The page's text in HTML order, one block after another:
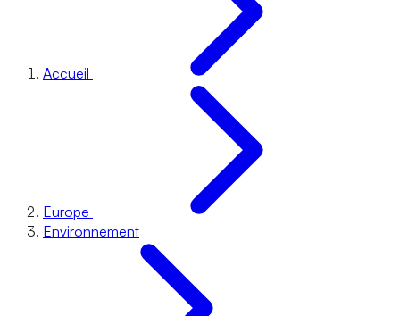
Accueil
Europe
Environnement